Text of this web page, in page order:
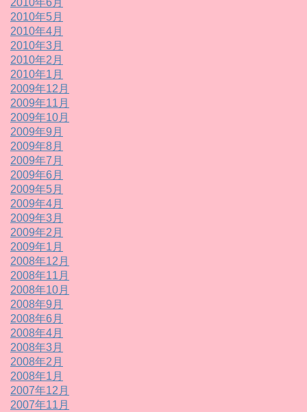
2010年5月
2010年4月
2010年3月
2010年2月
2010年1月
2009年12月
2009年11月
2009年10月
2009年9月
2009年8月
2009年7月
2009年6月
2009年5月
2009年4月
2009年3月
2009年2月
2009年1月
2008年12月
2008年11月
2008年10月
2008年9月
2008年6月
2008年4月
2008年3月
2008年2月
2008年1月
2007年12月
2007年11月